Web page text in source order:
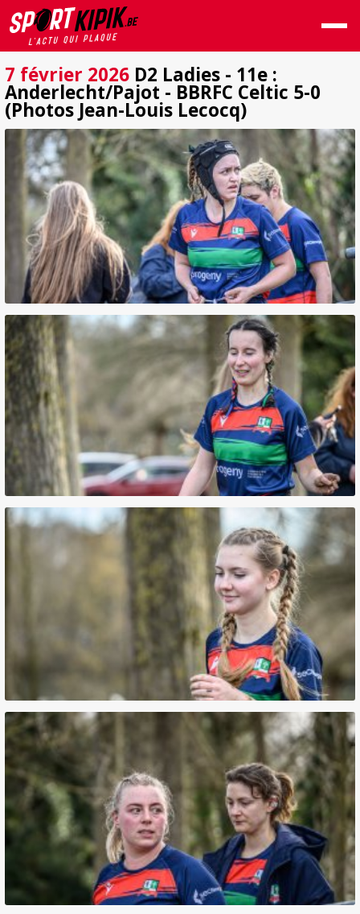
7 février 2026 D2 Ladies - 11e :
Anderlecht/Pajot - BBRFC Celtic 5-0
(Photos Jean-Louis Lecocq)